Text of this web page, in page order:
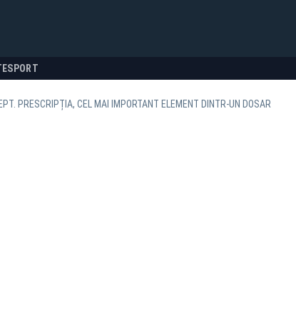
SPORT
PRESCRIPȚIA, CEL MAI IMPORTANT ELEMENT DINTR-UN DOSAR